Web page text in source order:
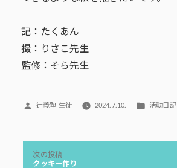
記：たくあん
撮：りさこ先生
監修：そら先生
投
辻義塾 生徒 2024.7.10.
カ
リ
活動日記
次の投稿
の
クッキー作り